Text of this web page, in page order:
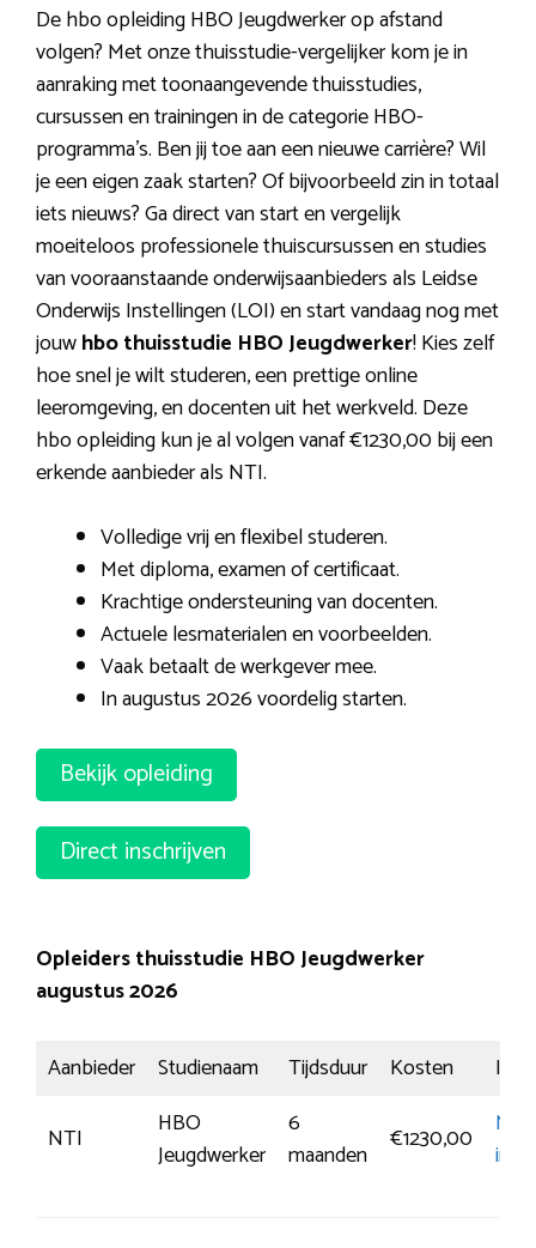
De hbo opleiding HBO Jeugdwerker op afstand
volgen? Met onze thuisstudie-vergelijker kom je in
aanraking met toonaangevende thuisstudies,
cursussen en trainingen in de categorie HBO-
programma’s. Ben jij toe aan een nieuwe carrière? Wil
je een eigen zaak starten? Of bijvoorbeeld zin in totaal
iets nieuws? Ga direct van start en vergelijk
moeiteloos professionele thuiscursussen en studies
van vooraanstaande onderwijsaanbieders als Leidse
Onderwijs Instellingen (LOI) en start vandaag nog met
jouwhbo thuisstudie HBO Jeugdwerker! Kies zelf
hoe snel je wilt studeren, een prettige online
leeromgeving, en docenten uit het werkveld. Deze
hbo opleiding kun je al volgen vanaf €1230,00 bij een
erkende aanbieder als NTI.
Volledige vrij en flexibel studeren.
Met diploma, examen of certificaat.
Krachtige ondersteuning van docenten.
Actuele lesmaterialen en voorbeelden.
Vaak betaalt de werkgever mee.
In augustus 2026 voordelig starten.
Bekijk opleiding
Direct inschrijven
Opleiders thuisstudie HBO Jeugdwerker
augustus 2026
Aanbieder Studienaam Tijdsduur Kosten
NTI
HBO
Jeugdwerker
6
maanden
€1230,00